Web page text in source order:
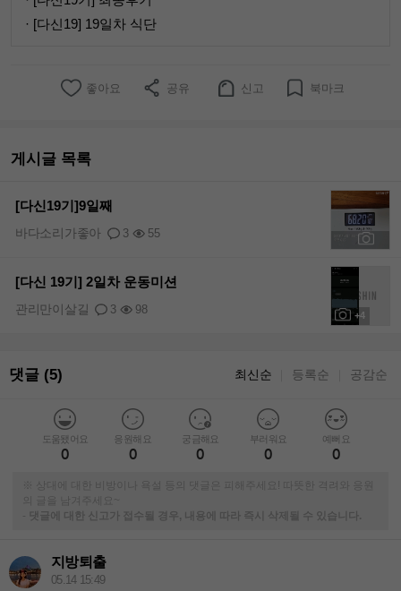
· [다신19] 19일차 식단
좋아요 공유 신고 북마크
게시글 목록
[다신19기]9일째
3 55
바다소리가좋아
+4
[다신 19기] 2일차 운동미션
3 98
관리만이살길
댓글 (5) 최신순 등록순 공감순
도움됐어요
0
응원해요
0
궁금해요
0
부러워요
0
예뻐요
0
※ 상대에 대한 비방이나 욕설 등의 댓글은 피해주세요! 따뜻한 격려와 응원
-
댓글에 대한 신고가 접수될 경우, 내용에 따라 즉시 삭제될 수 있습니다.
지방퇴출
05.14 15:49